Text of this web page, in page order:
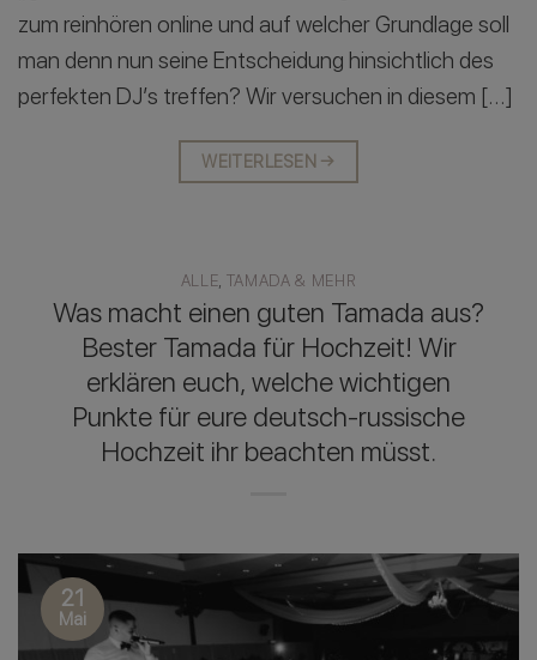
zum reinhören online und auf welcher Grundlage soll
man denn nun seine Entscheidung hinsichtlich des
perfekten DJ’s treffen? Wir versuchen in diesem […]
WEITERLESEN →
ALLE TAMADA & MEHR
Was macht einen guten Tamada aus?
Bester Tamada für Hochzeit! Wir
erklären euch, welche wichtigen
Punkte für eure deutsch-russische
Hochzeit ihr beachten müsst.
21
Mai